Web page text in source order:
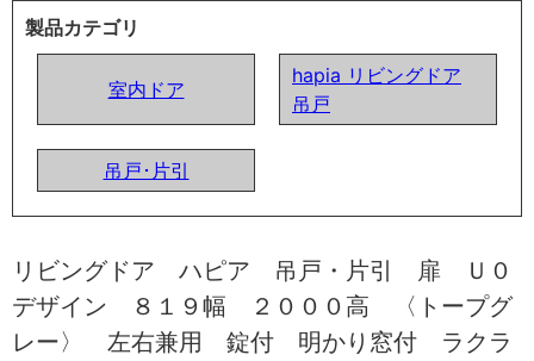
製品カテゴリ
室内ドア
hapia リビングドア
吊戸
吊戸･片引
リビングドア ハピア 吊戸・片引 扉 Ｕ０
デザイン ８１９幅 ２０００高 〈トープグ
レー〉 左右兼用 錠付 明かり窓付 ラクラ